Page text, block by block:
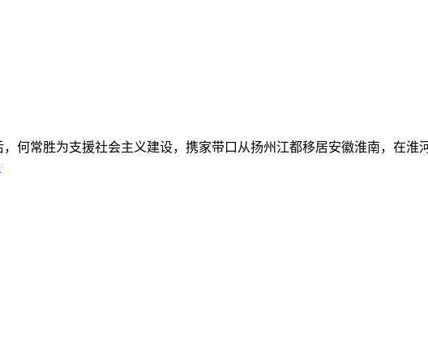
胜为支援社会主义建设，携家带口从扬州江都移居安徽淮南，在淮